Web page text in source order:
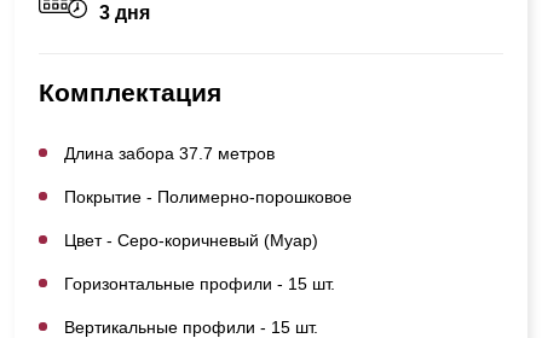
3 дня
Комплектация
Длина забора 37.7 метров
Покрытие - Полимерно-порошковое
Цвет - Серо-коричневый (Муар)
Горизонтальные профили - 15 шт.
Вертикальные профили - 15 шт.